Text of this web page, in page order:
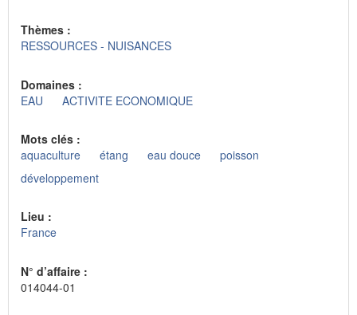
Thèmes :
RESSOURCES - NUISANCES
Domaines :
EAU
ACTIVITE ECONOMIQUE
Mots clés :
aquaculture
étang eau douce
poisson
développement
Lieu :
France
N° d’affaire :
014044-01